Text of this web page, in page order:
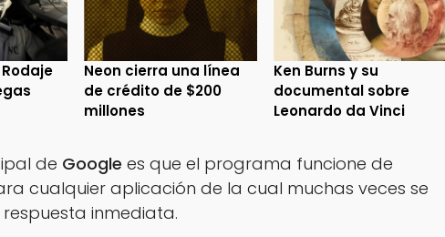
Neon cierra una línea
de crédito de $200
millones
Ken Burns y su
documental sobre
Leonardo da Vinci
de Google es que el programa funcione de
cualquier aplicación de la cual muchas veces se
inmediata.